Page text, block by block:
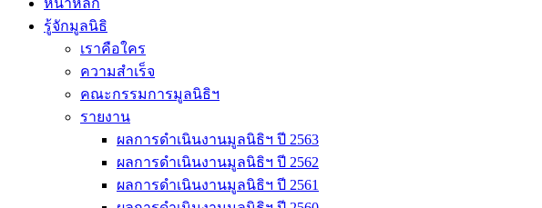
หน้าหลัก
รู้จักมูลนิธิ
เราคือใคร
ความสำเร็จ
คณะกรรมการมูลนิธิฯ
รายงาน
ผลการดำเนินงานมูลนิธิฯ ปี 2563
ผลการดำเนินงานมูลนิธิฯ ปี 2562
ผลการดำเนินงานมูลนิธิฯ ปี 2561